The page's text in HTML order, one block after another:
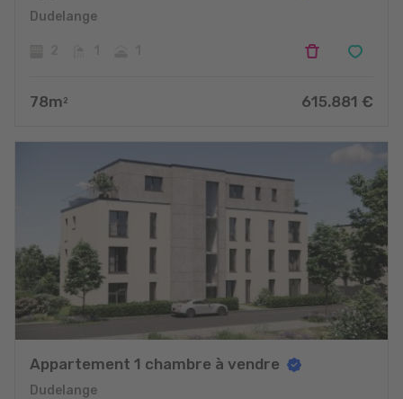
Dudelange
78m 2 615.881 €
Appartement 1 chambre à vendre
Dudelange